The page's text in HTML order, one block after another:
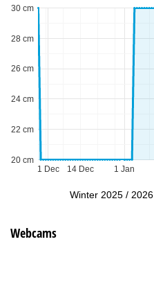
1 Dec 1 Jan
14 Dec
20 cm
22 cm
24 cm
26 cm
28 cm
30 cm
Winter 2025 / 2026
Webcams